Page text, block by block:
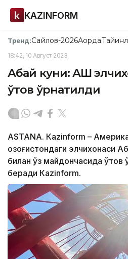
KAZINFORM
Тренд:Сайлов-2026Ақорда
18:42, 10 Август 2023
Абай куни: АҚШ
ўтов ўрнатилди
ASTANА. Каzinform –
Қозоғистондаги элчихонаси
билан ўз майдончасида ўтов
беради Кazinform.